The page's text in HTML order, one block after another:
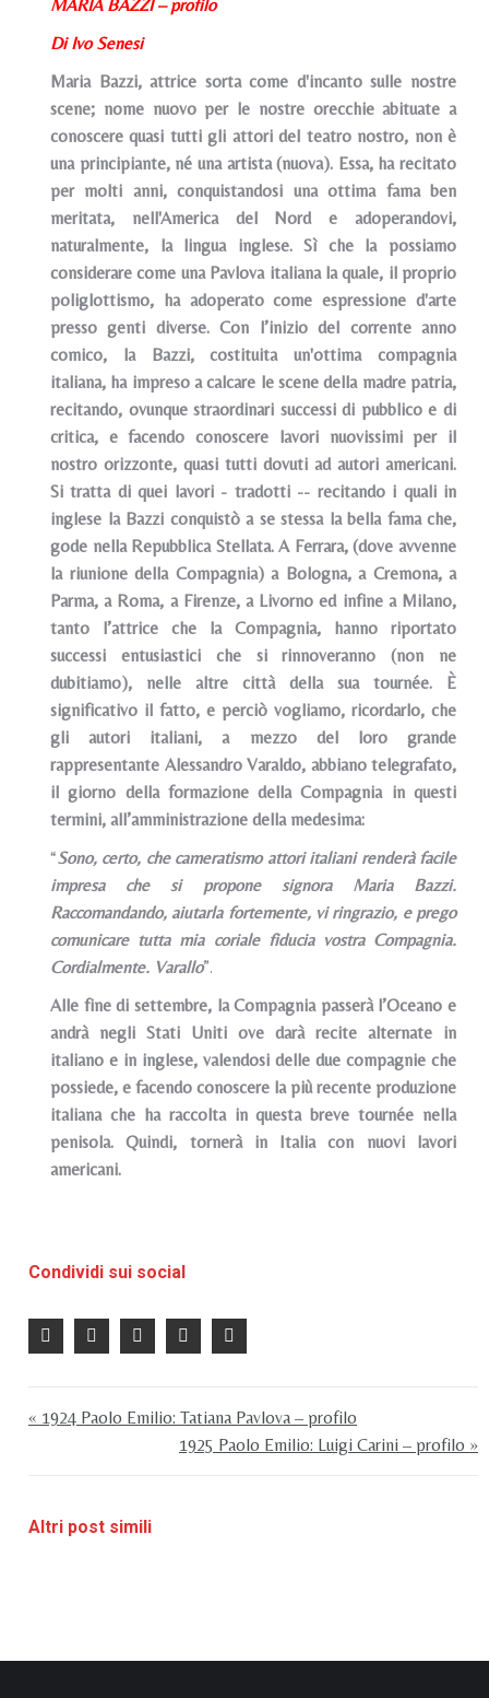
MARIA BAZZI – profilo
Di Ivo Senesi
Maria Bazzi, attrice sorta come d'incanto sulle nostre
scene; nome nuovo per le nostre orecchie abituate a
conoscere quasi tutti gli attori del teatro nostro, non è
una principiante, né una artista (nuova). Essa, ha recitato
per molti anni, conquistandosi una ottima fama ben
meritata, nell'America del Nord e adoperandovi,
naturalmente, la lingua inglese. Sì che la possiamo
considerare come una Pavlova italiana la quale, il proprio
poliglottismo, ha adoperato come espressione d'arte
presso genti diverse. Con l’inizio del corrente anno
comico, la Bazzi, costituita un'ottima compagnia
italiana, ha impreso a calcare le scene della madre patria,
recitando, ovunque straordinari successi di pubblico e di
critica, e facendo conoscere lavori nuovissimi per il
nostro orizzonte, quasi tutti dovuti ad autori americani.
Si tratta di quei lavori - tradotti -- recitando i quali in
inglese la Bazzi conquistò a se stessa la bella fama che,
gode nella Repubblica Stellata. A Ferrara, (dove avvenne
la riunione della Compagnia) a Bologna, a Cremona, a
Parma, a Roma, a Firenze, a Livorno ed infine a Milano,
tanto l’attrice che la Compagnia, hanno riportato
successi entusiastici che si rinnoveranno (non ne
dubitiamo), nelle altre città della sua tournée. È
significativo il fatto, e perciò vogliamo, ricordarlo, che
gli autori italiani, a mezzo del loro grande
rappresentante Alessandro Varaldo, abbiano telegrafato,
il giorno della formazione della Compagnia in questi
termini, all’amministrazione della medesima:
“Sono, certo, che cameratismo attori italiani renderà facile
impresa che si propone signora Maria Bazzi.
Raccomandando, aiutarla fortemente, vi ringrazio, e prego
comunicare tutta mia coriale fiducia vostra Compagnia.
Cordialmente. Varallo”.
Alle fine di settembre, la Compagnia passerà l’Oceano e
andrà negli Stati Uniti ove darà recite alternate in
italiano e in inglese, valendosi delle due compagnie che
possiede, e facendo conoscere la più recente produzione
italiana che ha raccolta in questa breve tournée nella
penisola. Quindi, tornerà in Italia con nuovi lavori
americani.
Condividi sui social
« 1924 Paolo Emilio: Tatiana Pavlova – profilo
1925 Paolo Emilio: Luigi Carini – profilo »
Altri post simili